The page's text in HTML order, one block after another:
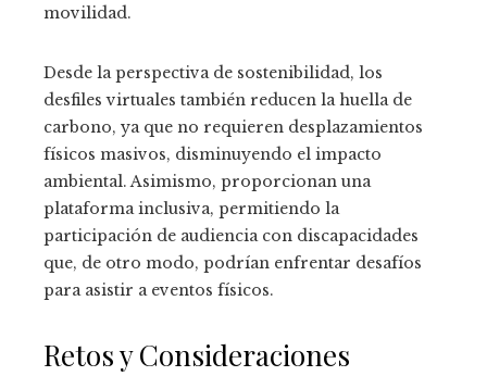
movilidad.
Desde la perspectiva de sostenibilidad, los
desfiles virtuales también reducen la huella de
carbono, ya que no requieren desplazamientos
físicos masivos, disminuyendo el impacto
ambiental. Asimismo, proporcionan una
plataforma inclusiva, permitiendo la
participación de audiencia con discapacidades
que, de otro modo, podrían enfrentar desafíos
para asistir a eventos físicos.
Retos y Consideraciones